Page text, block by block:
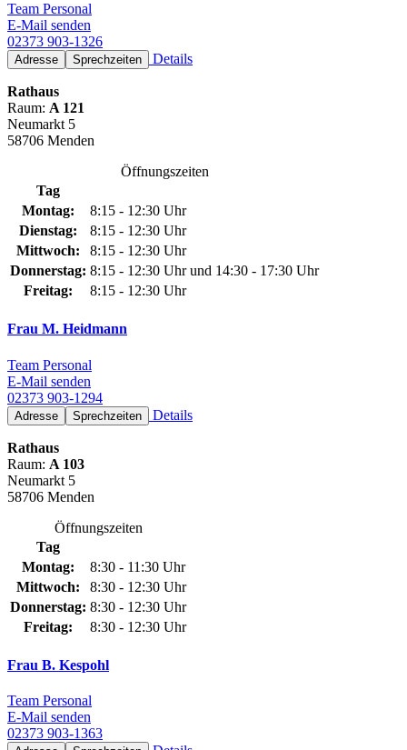
Team Personal
E-Mail senden
02373 903-1326
Adresse Sprechzeiten Details
Rathaus
Raum: A 121
Neumarkt 5
58706 Menden
Öffnungszeiten
Tag
Montag:
8:15 - 12:30 Uhr
Dienstag:
8:15 - 12:30 Uhr
Mittwoch:
8:15 - 12:30 Uhr
Donnerstag: 8:15 - 12:30 Uhr und 14:30 - 17:30 Uhr
Freitag:
8:15 - 12:30 Uhr
Frau M. Heidmann
Team Personal
E-Mail senden
02373 903-1294
Adresse Sprechzeiten Details
Rathaus
Raum: A 103
Neumarkt 5
58706 Menden
Öffnungszeiten
Tag
Montag:
8:30 - 11:30 Uhr
Mittwoch:
8:30 - 12:30 Uhr
Donnerstag: 8:30 - 12:30 Uhr
Freitag:
8:30 - 12:30 Uhr
Frau B. Kespohl
Team Personal
E-Mail senden
02373 903-1363